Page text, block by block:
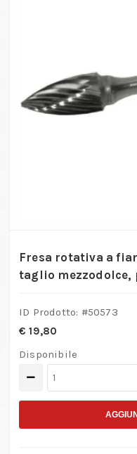
Fresa rotativa a
taglio
ID Prodotto: #50573
€ 19,80
Disponibile
rotativa
fiamma